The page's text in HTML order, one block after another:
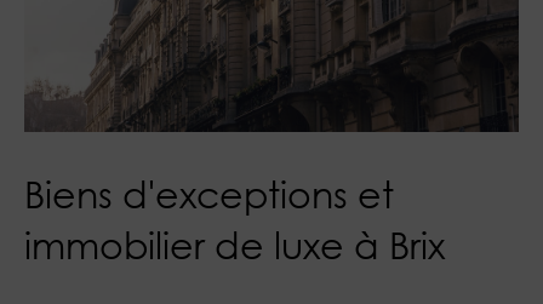
Biens d'exceptions et
immobilier de luxe à Brix